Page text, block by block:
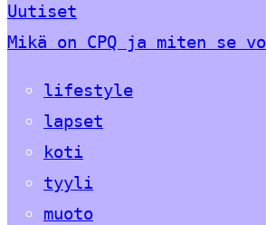
Uutiset
Mikä on CPQ ja miten se
lifestyle
lapset
koti
tyyli
muoto